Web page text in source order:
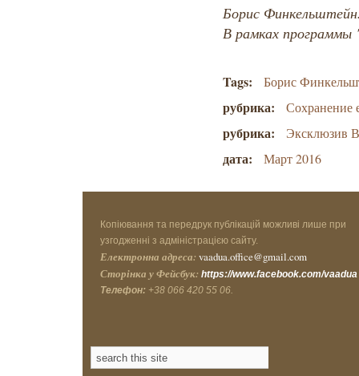
Борис
В рамках программы
Tags: Борис
рубрика: Сохранение
рубрика: Эксклюзив
дата: Март 2016
Копіювання та передрук публікацій можливі лише при
узгодженні з адміністрацією сайту.
Електронна адреса: vaadua.office@gmail.com
Сторінка у Фейсбук: https://www.facebook.com/vaadua
Телефон: +38 066 420 55 06.